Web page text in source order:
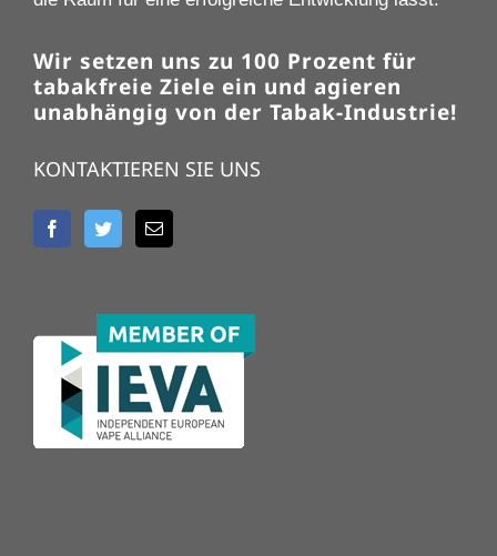
Wir setzen uns zu 100 Prozent für
tabakfreie Ziele ein und agieren
unabhängig von der Tabak-Industrie!
KONTAKTIEREN SIE UNS